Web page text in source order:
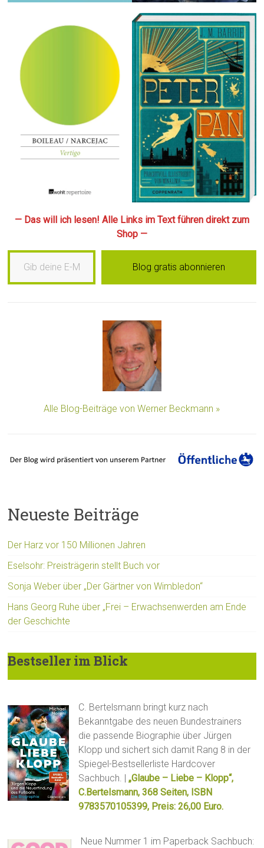
— Das will ich lesen! Alle Links im Text führen direkt zum
Shop —
Gib deine E-Mail-Adresse ein …
Blog gratis abonnieren
Alle Blog-Beiträge von Werner Beckmann »
Neueste Beiträge
Der Harz vor 150 Millionen Jahren
Eselsohr: Preisträgerin stellt Buch vor
Sonja Weber über „Der Gärtner von Wimbledon“
Hans Georg Ruhe über „Frei – Erwachsenwerden am Ende
der Geschichte
Bestseller im Blick
C. Bertelsmann bringt kurz nach
Bekanntgabe des neuen Bundestrainers
die passende Biographie über Jürgen
Klopp und sichert sich damit Rang 8 in der
Spiegel-Bestsellerliste Hardcover
Sachbuch. |„Glaube – Liebe – Klopp“,
C.Bertelsmann, 368 Seiten, ISBN
9783570105399, Preis: 26,00 Euro.
Neue Nummer 1 im Paperback Sachbuch: